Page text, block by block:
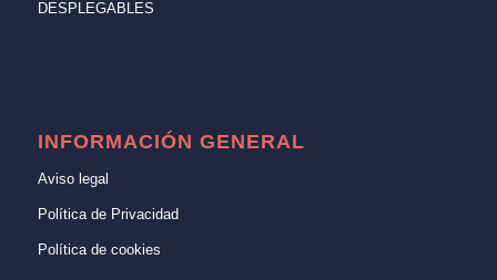
DESPLEGABLES
INFORMACIÓN GENERAL
Aviso legal
Política de Privacidad
Política de cookies